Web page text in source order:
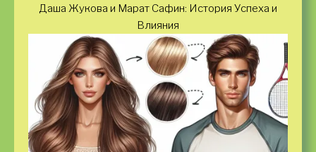
Даша Жукова и Марат Сафин: История Успеха и
Влияния